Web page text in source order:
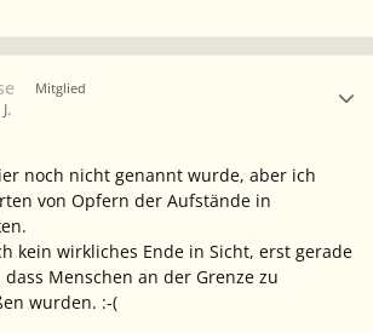
Mitglied
noch nicht genannt wurde, aber ich
von Opfern der Aufstände in
kein wirkliches Ende in Sicht, erst gerade
Menschen an der Grenze zu
wurden. :-(